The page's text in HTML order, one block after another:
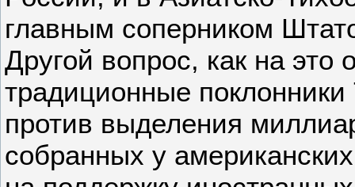
главным соперником
Другой вопрос, как на это
традиционные
против выделения
собранных у